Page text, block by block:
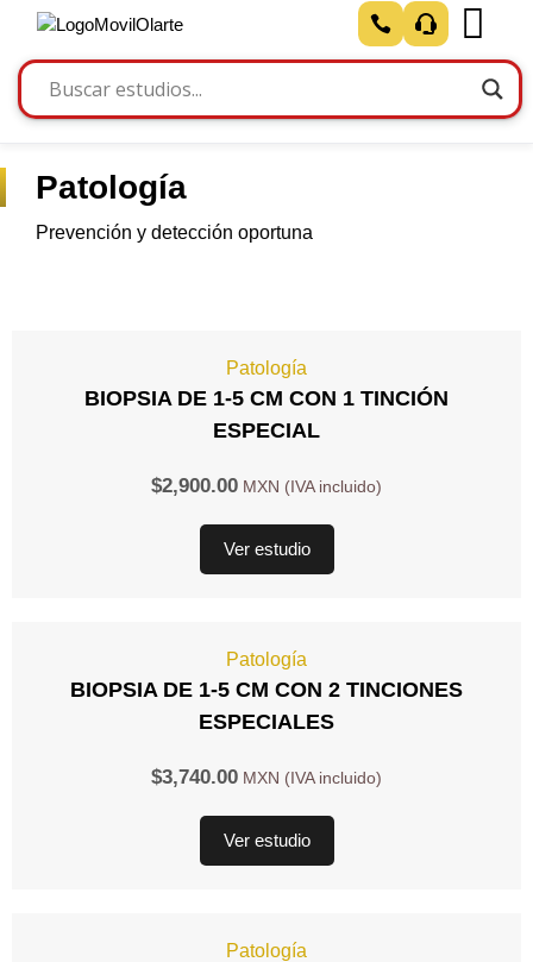
Patología
Prevención y detección oportuna
Patología
BIOPSIA DE 1-5 CM CON 1 TINCIÓN
ESPECIAL
$2,900.00
Ver estudio
Patología
BIOPSIA DE 1-5 CM CON 2 TINCIONES
ESPECIALES
$3,740.00
Ver estudio
Patología